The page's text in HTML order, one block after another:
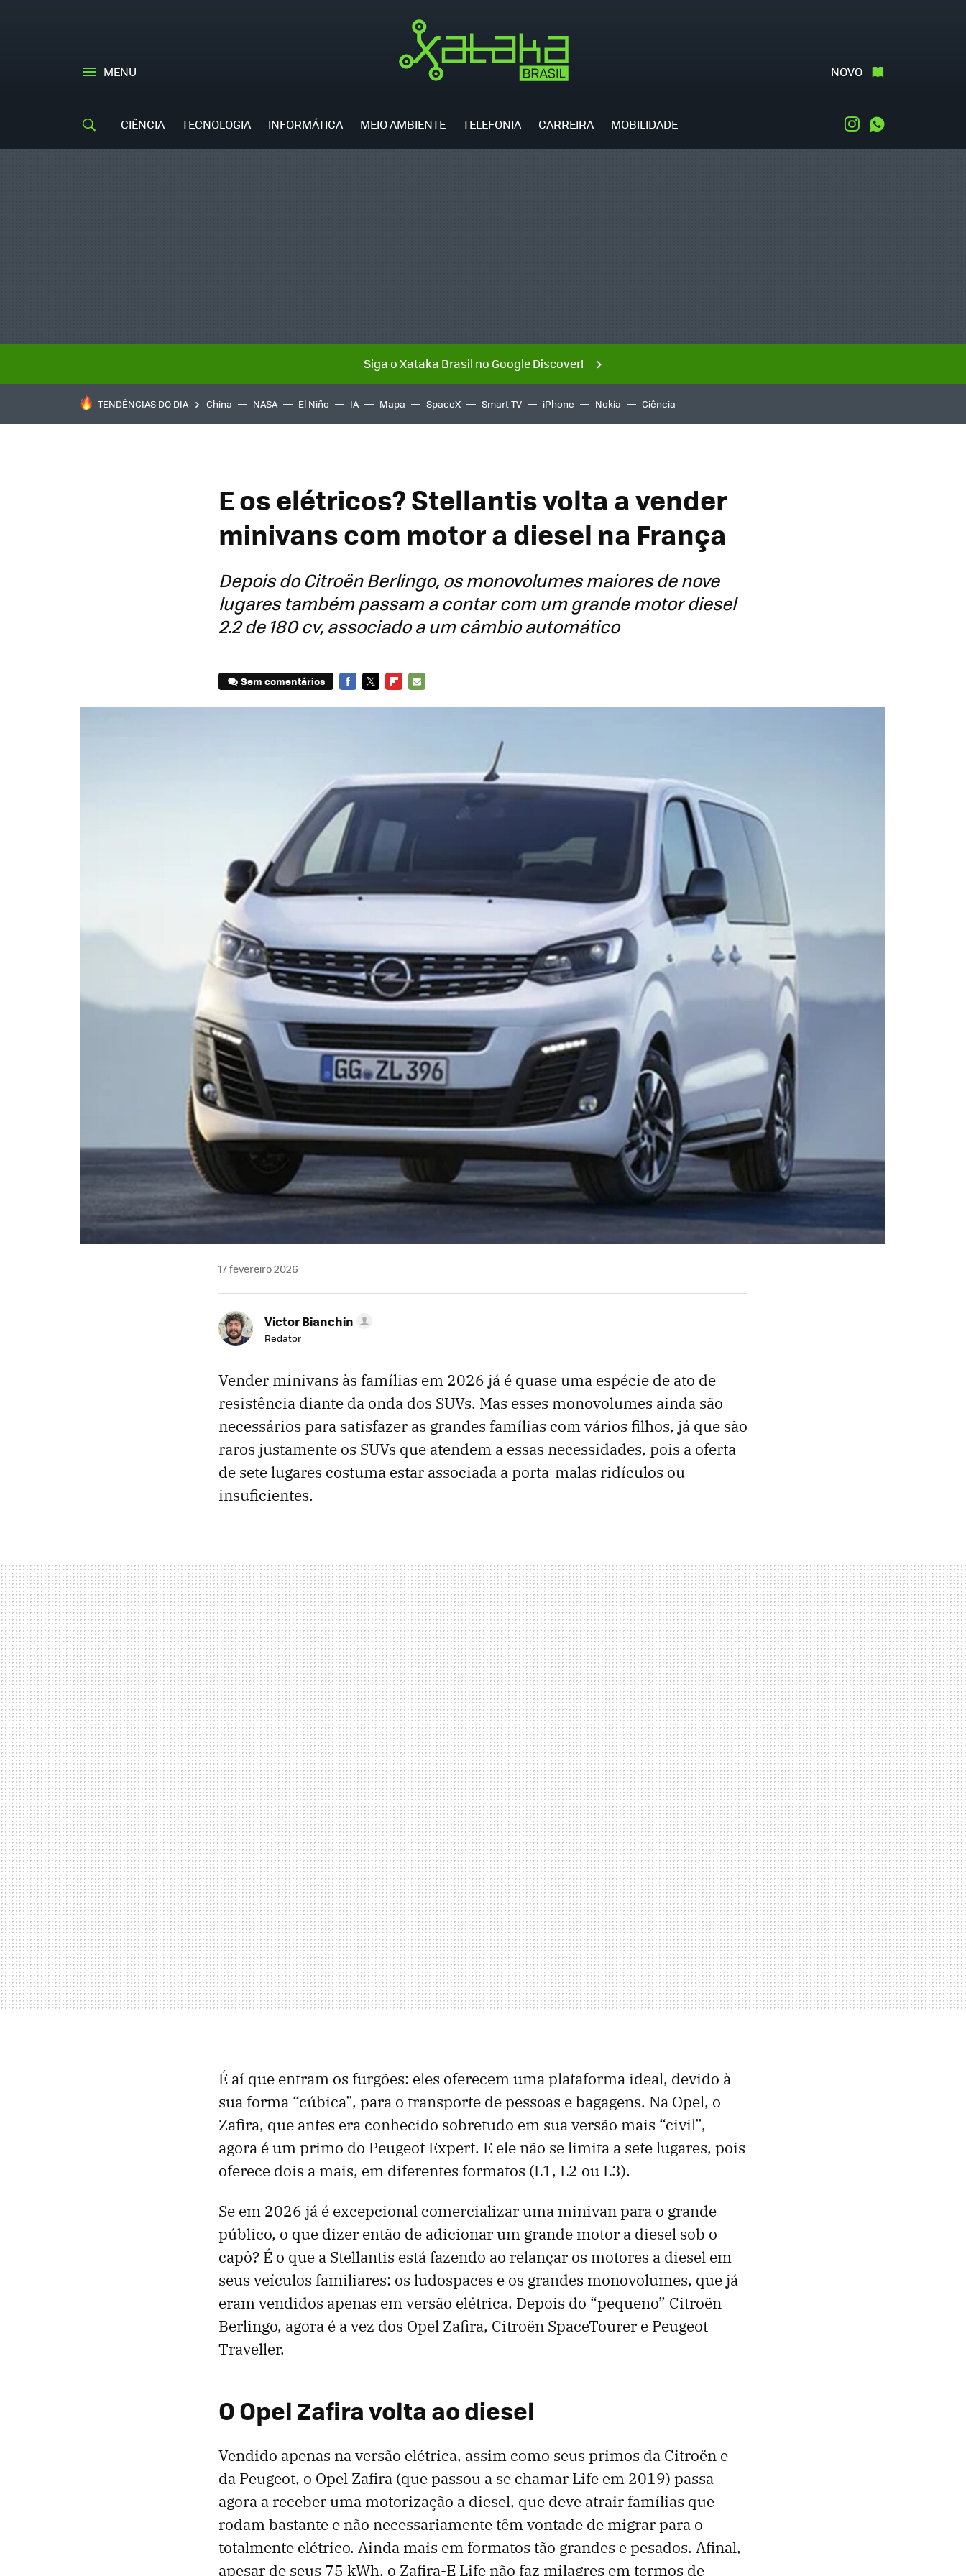
MENU NOVO
CIÊNCIA TECNOLOGIA INFORMÁTICA MEIO AMBIENTE TELEFONIA CARREIRA MOBILIDADE Instagram
Siga o Xataka Brasil no Google Discover!
TENDÊNCIAS DO DIA China NASA El Niño IA Mapa SpaceX Smart TV iPhone Nokia Ciência
E os elétricos? Stellantis volta a vender
minivans com motor a diesel na França
Depois do Citroën Berlingo, os monovolumes maiores de nove
lugares também passam a contar com um grande motor diesel
2.2 de 180 cv, associado a um câmbio automático
Sem comentários
17 fevereiro 2026
Victor Bianchin
Redator
Vender minivans às famílias em 2026 já é quase uma espécie de ato de
resistência diante da onda dos SUVs. Mas esses monovolumes ainda são
necessários para satisfazer as grandes famílias com vários filhos, já que são
raros justamente os SUVs que atendem a essas necessidades, pois a oferta
de sete lugares costuma estar associada a porta-malas ridículos ou
insuficientes.
É aí que entram os furgões: eles oferecem uma plataforma ideal, devido à
sua forma “cúbica”, para o transporte de pessoas e bagagens. Na Opel, o
Zafira, que antes era conhecido sobretudo em sua versão mais “civil”,
agora é um primo do Peugeot Expert. E ele não se limita a sete lugares, pois
oferece dois a mais, em diferentes formatos (L1, L2 ou L3).
Se em 2026 já é excepcional comercializar uma minivan para o grande
público, o que dizer então de adicionar um grande motor a diesel sob o
capô? É o que a Stellantis está fazendo ao relançar os motores a diesel em
seus veículos familiares: os ludospaces e os grandes monovolumes, que já
eram vendidos apenas em versão elétrica. Depois do “pequeno” Citroën
Berlingo, agora é a vez dos Opel Zafira, Citroën SpaceTourer e Peugeot
Traveller.
O Opel Zafira volta ao diesel
Vendido apenas na versão elétrica, assim como seus primos da Citroën e
da Peugeot, o Opel Zafira (que passou a se chamar Life em 2019) passa
agora a receber uma motorização a diesel, que deve atrair famílias que
rodam bastante e não necessariamente têm vontade de migrar para o
totalmente elétrico. Ainda mais em formatos tão grandes e pesados. Afinal,
apesar de seus 75 kWh, o Zafira-E Life não faz milagres em termos de